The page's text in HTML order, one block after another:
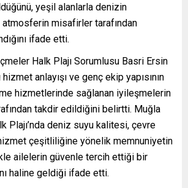
yeşil alanlarla denizin
misafirler tarafından
ifade etti.
Halk Plajı Sorumlusu Basri Ersin
anlayışı ve genç ekip yapısının
hizmetlerinde sağlanan iyileşmelerin
takdir edildiğini belirtti. Muğla
Plajı’nda deniz suyu kalitesi, çevre
çeşitliliğine yönelik memnuniyetin
ailelerin güvenle tercih ettiği bir
haline geldiği ifade etti.